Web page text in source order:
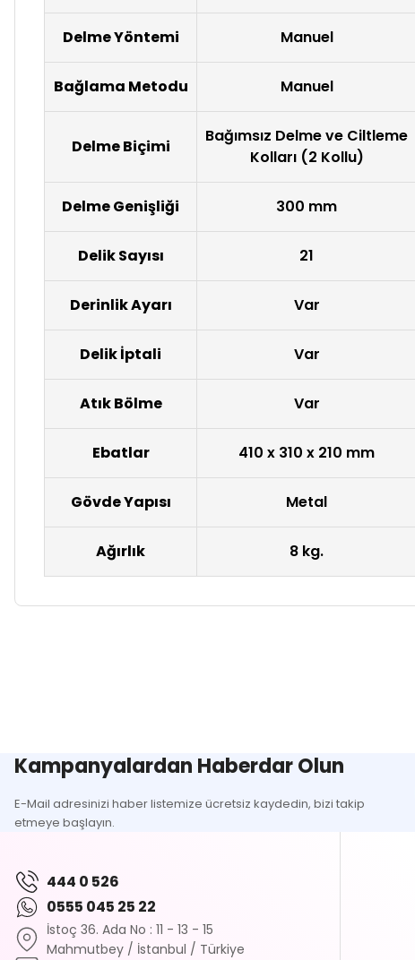
Delme Yöntemi Manuel
Bağlama Metodu Manuel
Delme Biçimi
Bağımsız Delme ve Ciltleme
Kolları (2 Kollu)
Delme Genişliği 300 mm
Delik Sayısı 21
Derinlik Ayarı Var
Delik İptali Var
Atık Bölme Var
Ebatlar 410 x 310 x 210 mm
Gövde Yapısı Metal
Ağırlık 8 kg.
Ürün bilgilerinde hatalar bulunuyor.
Ürün fiyatı diğer sitelerden daha pahalı.
Bu ürüne benzer farklı alternatifler olmalı.
Kampanyalardan Haberdar Olun
E-Mail adresinizi haber listemize ücretsiz kaydedin, bizi takip
etmeye başlayın.
444 0 526
0555 045 25 22
İstoç 36. Ada No : 11 - 13 - 15
Mahmutbey / İstanbul / Türkiye